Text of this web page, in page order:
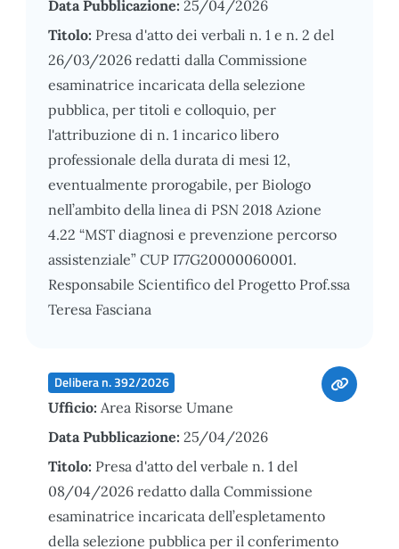
Data Pubblicazione: 25/04/2026
Titolo: Presa d'atto dei verbali n. 1 e n. 2 del
26/03/2026 redatti dalla Commissione
esaminatrice incaricata della selezione
pubblica, per titoli e colloquio, per
l'attribuzione di n. 1 incarico libero
professionale della durata di mesi 12,
eventualmente prorogabile, per Biologo
nell’ambito della linea di PSN 2018 Azione
4.22 “MST diagnosi e prevenzione percorso
assistenziale” CUP I77G20000060001.
Responsabile Scientifico del Progetto Prof.ssa
Teresa Fasciana
Delibera n. 392/2026
Ufficio: Area Risorse Umane
Data Pubblicazione: 25/04/2026
Titolo: Presa d'atto del verbale n. 1 del
08/04/2026 redatto dalla Commissione
esaminatrice incaricata dell’espletamento
della selezione pubblica per il conferimento